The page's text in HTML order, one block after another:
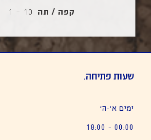
קפה / תה 10 – 1
שעות פתיחה.
ימים א׳-ה׳
00:00 – 18:00